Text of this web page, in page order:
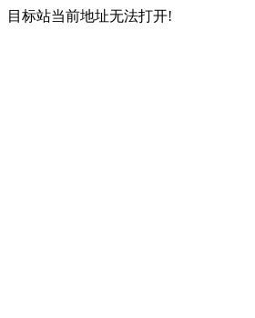
目标站当前地址无法打开!